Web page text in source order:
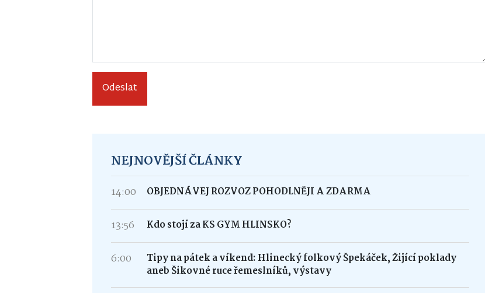
Odeslat
NEJNOVĚJŠÍ ČLÁNKY
14:00 OBJEDNÁVEJ ROZVOZ POHODLNĚJI A ZDARMA
13:56 Kdo stojí za KS GYM HLINSKO?
6:00
Tipy na pátek a víkend: Hlinecký folkový Špekáček, Žijící poklady
aneb Šikovné ruce řemeslníků, výstavy